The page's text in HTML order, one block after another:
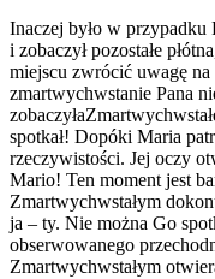
Inaczej było w przypadku
i zobaczył pozostałe
miejscu zwrócić uwagę
zmartwychwstanie Pana
spotkał! Dopóki Maria
rzeczywistości. Jej oczy
Mario! Ten moment jest
Zmartwychwstałym
ja – ty. Nie można Go
obserwowanego
Zmartwychwstałym